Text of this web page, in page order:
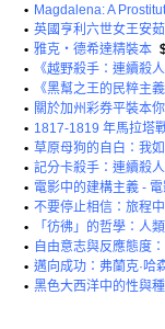
• Magdalena: A
• 英國亨利六世女王安
• 雅克‧德希達精裝本
•
《越野殺手：連續殺
•
《黑幫之王的民粹主
• 關於加州彩券平裝本
• 1817-1819 年馬拉塔
•
• 記分卡殺手：連續殺
• 電影中的建構主義 -
• 不要停止相信：旅程
•
「彷彿」的哲學：人
• 自由意志與反應態度
•
• 黑色大西洋中的性與